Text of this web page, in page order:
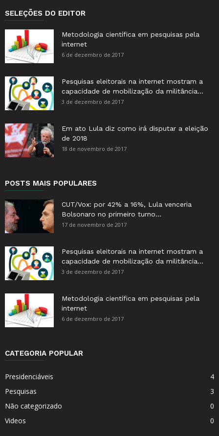
SELEÇÕES DO EDITOR
Metodologia científica em pesquisas pela
internet
6 de dezembro de 2017
Pesquisas eleitorais na internet mostram a
capacidade de mobilização da militância...
3 de dezembro de 2017
Em ato Lula diz como irá disputar a eleição
de 2018
18 de novembro de 2017
POSTS MAIS POPULARES
CUT/Vox: por 42% a 16%, Lula venceria
Bolsonaro no primeiro turno...
17 de novembro de 2017
Pesquisas eleitorais na internet mostram a
capacidade de mobilização da militância...
3 de dezembro de 2017
Metodologia científica em pesquisas pela
internet
6 de dezembro de 2017
CATEGORIA POPULAR
Presidenciáveis
4
Pesquisas
3
Não categorizado
0
Videos
0